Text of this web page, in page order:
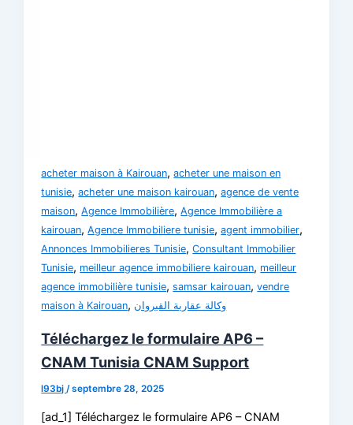
acheter maison à Kairouan,acheter une maison en
tunisie,acheter une maison kairouan,agence de vente
maison,Agence Immobilière,Agence Immobilière a
kairouan,Agence Immobiliere tunisie,agent immobilier,
Annonces Immobilieres Tunisie,Consultant Immobilier
Tunisie, meilleur agence immobiliere kairouan, meilleur
agence immobilière tunisie,samsar kairouan,vendre
maison à Kairouan, وكالة عقارية القيروان
Téléchargez le formulaire AP6 –
CNAM Tunisia CNAM Support
l93bj/septembre 28, 2025
[ad_1] Téléchargez le formulaire AP6 – CNAM